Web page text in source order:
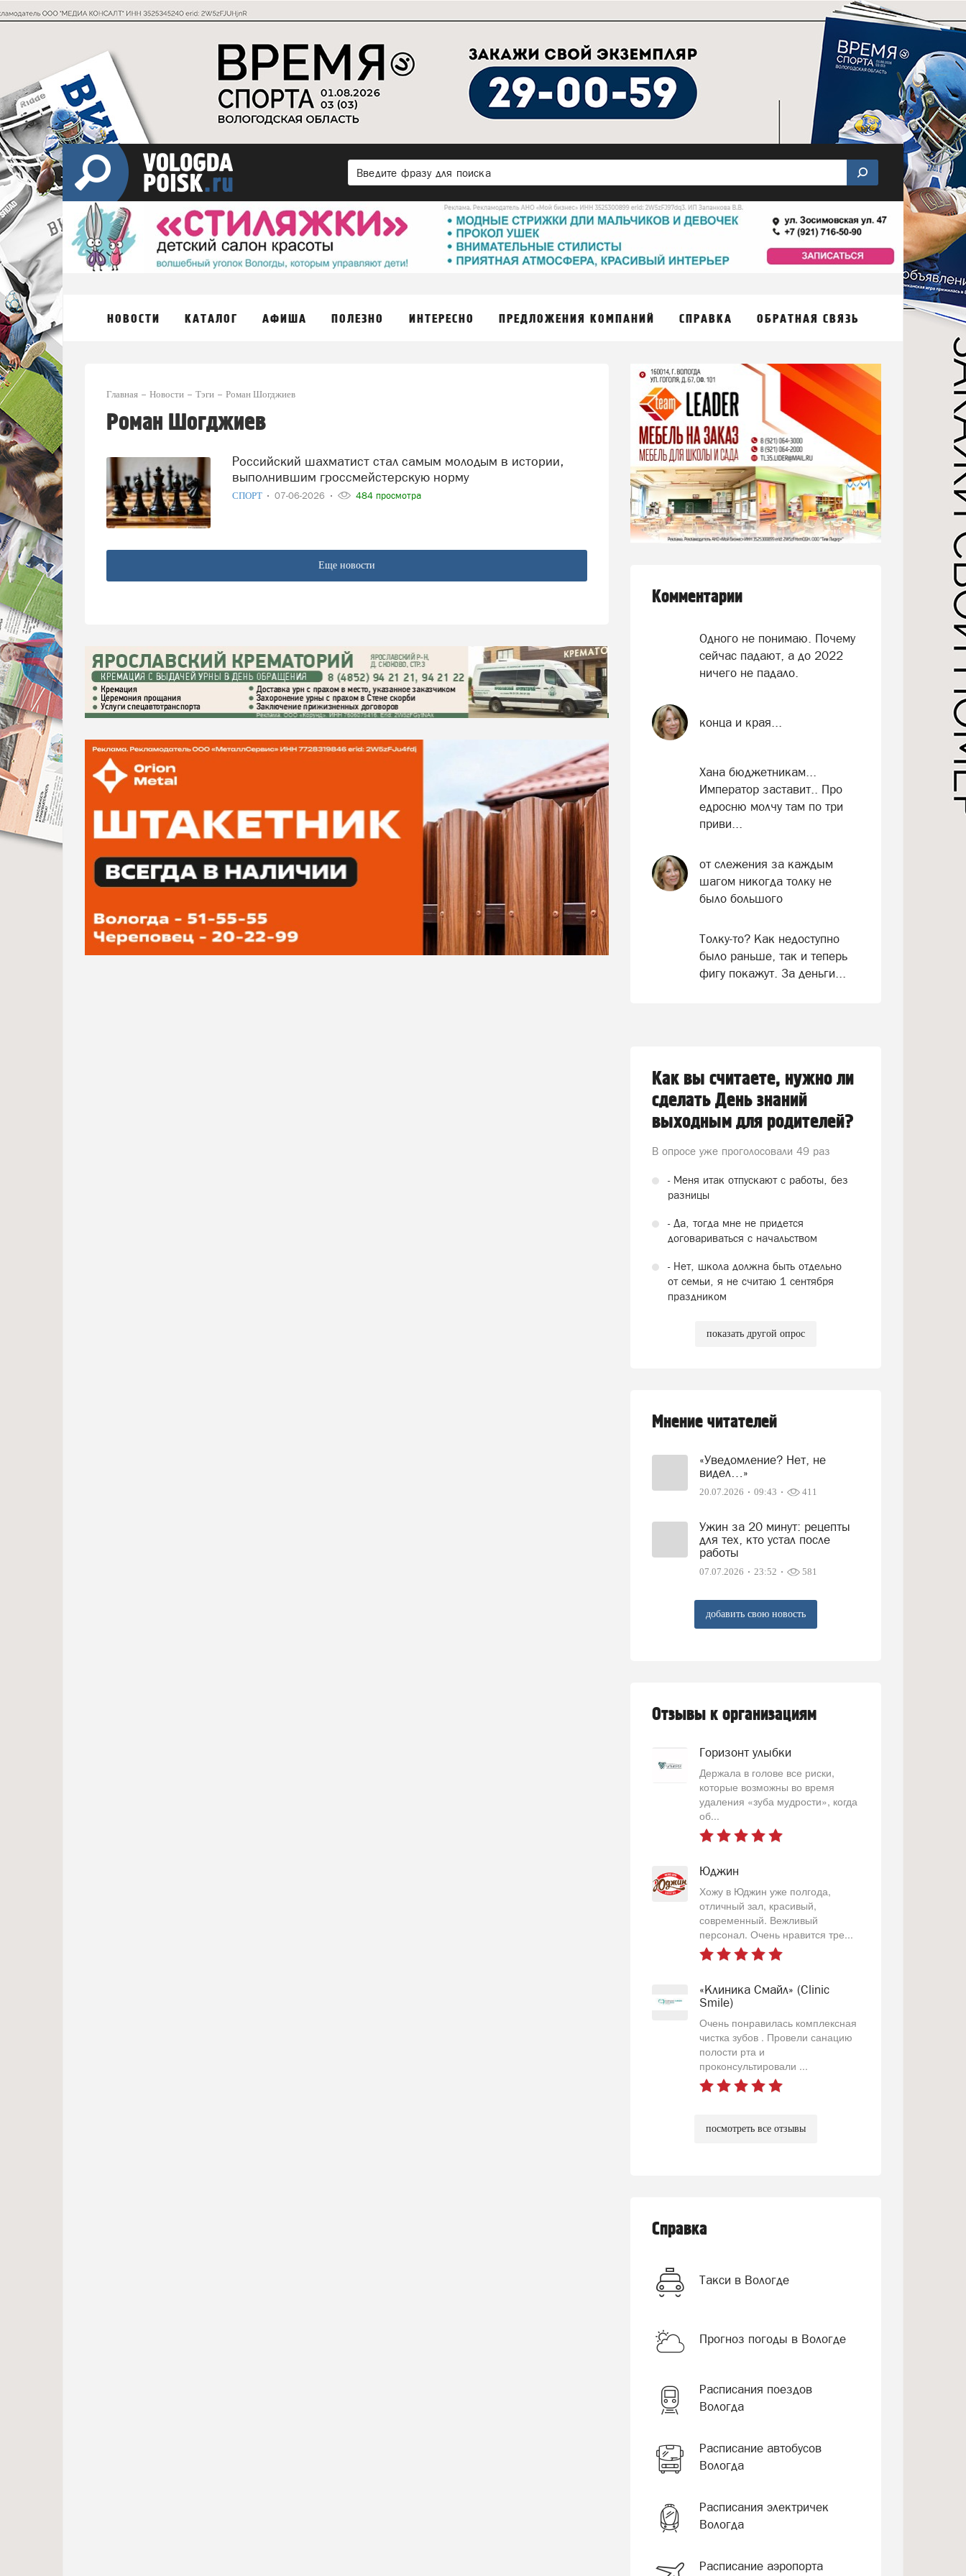
НОВОСТИ КАТАЛОГ АФИША ПОЛЕЗНО ИНТЕРЕСНО ПРЕДЛОЖЕНИЯ КОМПАНИЙ СПРАВКА ОБРАТНАЯ СВЯЗЬ
Главная Новости Тэги Роман Шогджиев
Роман Шогджиев
Российский шахматист стал самым молодым в истории,
выполнившим гроссмейстерскую норму
СПОРТ 07-06-2026 484 просмотра
Еще новости
Комментарии
Одного не понимаю. Почему
сейчас падают, а до 2022
ничего не падало.
конца и края...
Хана бюджетникам...
Император заставит.. Про
едросню молчу там по три
приви...
от слежения за каждым
шагом никогда толку не
было большого
Толку-то? Как недоступно
было раньше, так и теперь
фигу покажут. За деньги...
Как вы считаете, нужно ли
сделать День знаний
выходным для родителей?
В опросе уже проголосовали 49 раз
- Меня итак отпускают с работы, без
разницы
- Да, тогда мне не придется
договариваться с начальством
- Нет, школа должна быть отдельно
от семьи, я не считаю 1 сентября
праздником
показать другой опрос
Мнение читателей
«Уведомление? Нет, не
видел…»
20.07.2026 09:43 411
Ужин за 20 минут: рецепты
для тех, кто устал после
работы
07.07.2026 23:52 581
добавить свою новость
Отзывы к организациям
Горизонт улыбки
Держала в голове все риски,
которые возможны во время
удаления «зуба мудрости», когда
об...
Юджин
Хожу в Юджин уже полгода,
отличный зал, красивый,
современный. Вежливый
персонал. Очень нравится тре...
«Клиника Смайл» (Clinic
Smile)
Очень понравилась комплексная
чистка зубов . Провели санацию
полости рта и
проконсультировали ...
посмотреть все отзывы
Справка
Такси в Вологде
Прогноз погоды в Вологде
Расписания поездов
Вологда
Расписание автобусов
Вологда
Расписания электричек
Вологда
Расписание аэропорта